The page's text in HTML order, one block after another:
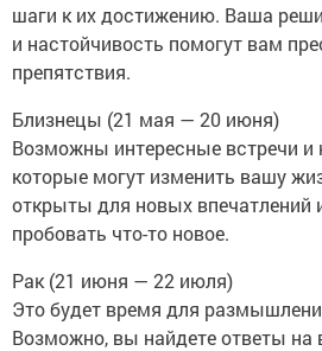
шаги к их достижению. Ваша
и настойчивость помогут вам
препятствия.
Близнецы (21 мая — 20 июня)
Возможны интересные встречи и
которые могут изменить вашу
открыты для новых впечатлений
пробовать что-то новое.
Рак (21 июня — 22 июля)
Это будет время для
Возможно, вы найдете ответы на